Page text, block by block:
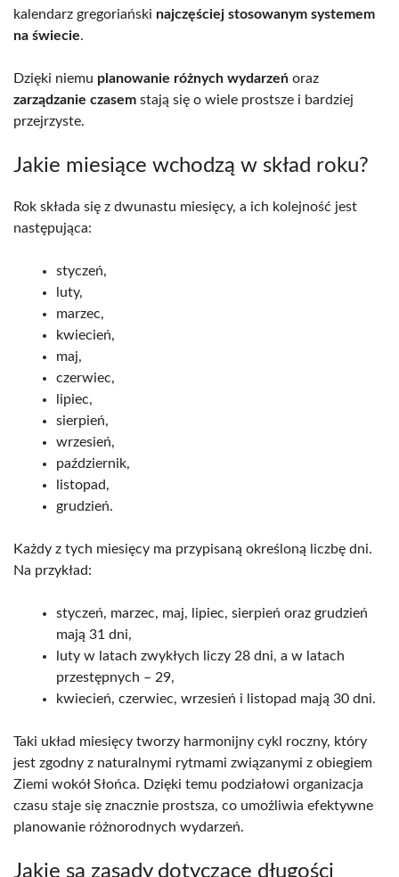
kalendarz gregoriański najczęściej stosowanym systemem
na świecie.
Dzięki niemu planowanie różnych wydarzeń oraz
zarządzanie czasem stają się o wiele prostsze i bardziej
przejrzyste.
Jakie miesiące wchodzą w skład roku?
Rok składa się z dwunastu miesięcy, a ich kolejność jest
następująca:
styczeń,
luty,
marzec,
kwiecień,
maj,
czerwiec,
lipiec,
sierpień,
wrzesień,
październik,
listopad,
grudzień.
Każdy z tych miesięcy ma przypisaną określoną liczbę dni.
Na przykład:
styczeń, marzec, maj, lipiec, sierpień oraz grudzień
mają 31 dni,
luty w latach zwykłych liczy 28 dni, a w latach
przestępnych – 29,
kwiecień, czerwiec, wrzesień i listopad mają 30 dni.
Taki układ miesięcy tworzy harmonijny cykl roczny, który
jest zgodny z naturalnymi rytmami związanymi z obiegiem
Ziemi wokół Słońca. Dzięki temu podziałowi organizacja
czasu staje się znacznie prostsza, co umożliwia efektywne
planowanie różnorodnych wydarzeń.
Jakie są zasady dotyczące długości